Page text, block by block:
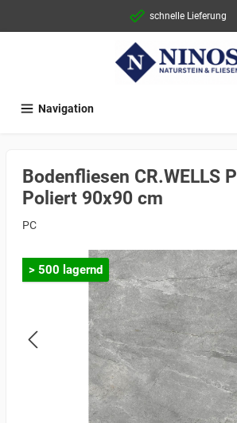
schnelle Lieferung
Navigation
Bodenfliesen CR.WELLS
Poliert 90x90 cm
PC
> 500 lagernd